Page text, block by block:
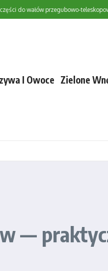
wałów przegubowo-teleskopowych
I Owoce Zielone
—